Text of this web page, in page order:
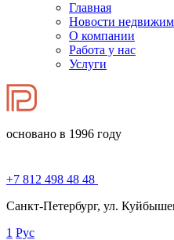
Главная
Новости
О компании
Работа у нас
Услуги
основано в 1996 году
+7 812 498 48 48
Санкт-Петербург, ул.
1 Рус